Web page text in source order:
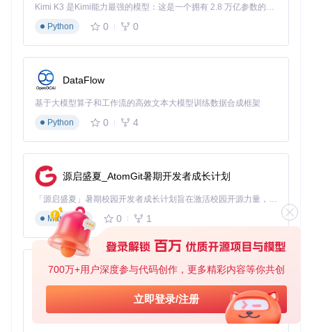
700万+用户深度参与代码创作，更多精彩内容等你共创
立即登录/注册
三、进阶策略：数据驱动的抽卡优化方案
在新角色卡池开放前，通过工具查看历史抽卡数据：
在"角色活动祈愿"统计区域查看五星角色平均出货次数
分析当前"已垫抽数"（累计未出五星次数）
取目标角色。
如何通过多账号数据对比优化抽卡策略
通过切换不同账号，对比分析各账号的抽卡概率和五星获取情
况：
记录各账号在相同卡池的五星出货率
分析不同时间段抽卡的出货规律
基于数据对比结果，调整各账号的抽卡时间和策略
四、扩展资源：工具使用与问题解决
Kimi K3 是Kimi能力最强的模型：这是一个拥有 2.8 万亿参数的混合专家（MoE）模型，具备原生视觉理解能力，并支持 100 万 token 的上下文窗口。
Python
0 0
DataFlow
基于大模型算子和工作流的高效文本大模型训练数据合成框架
Python
0 4
源启盛夏_AtomGit暑期开发者成长计划
「源启盛夏」暑期校园开发者成长计划旨在激活校园开源力量，通过积分激励、认证扶持、资源倾斜等形式，引导高校组织和开发者完成「入驻 — 建项目 — 做贡献 — 获认证 — 得资源」的完整闭环。无论你是想带领社团入驻平台的组织者，还是希望用代码贡献证明自己的开发者，都能在这里找到属于你的成长路径。
Markdown
0 1
py-xiaozhi
基于Python的Xiaozhi AI，适用于想要完整Xiaozhi体验而无需拥有专用硬件的用户。
Python
0 1